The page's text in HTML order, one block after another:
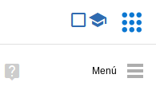
avanzada
Ayuda
(en